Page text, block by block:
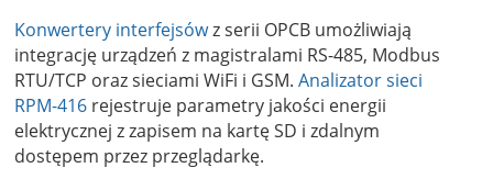
Konwertery interfejsówz serii OPCB umożliwiają
integrację urządzeń z magistralami RS-485, Modbus
RTU/TCP oraz sieciami WiFi i GSM. Analizator sieci
RPM-416 rejestruje parametry jakości energii
elektrycznej z zapisem na kartę SD i zdalnym
dostępem przez przeglądarkę.